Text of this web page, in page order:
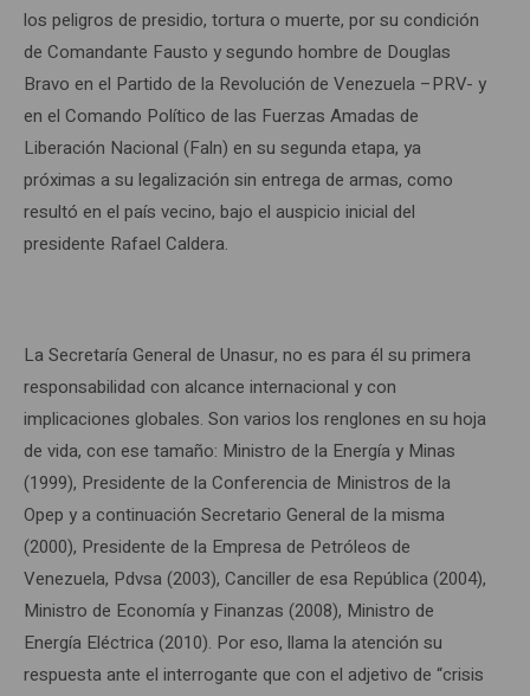
los peligros de presidio, tortura o muerte, por su condición
de Comandante Fausto y segundo hombre de Douglas
Bravo en el Partido de la Revolución de Venezuela –PRV- y
en el Comando Político de las Fuerzas Amadas de
Liberación Nacional (Faln) en su segunda etapa, ya
próximas a su legalización sin entrega de armas, como
resultó en el país vecino, bajo el auspicio inicial del
presidente Rafael Caldera.
La Secretaría General de Unasur, no es para él su primera
responsabilidad con alcance internacional y con
implicaciones globales. Son varios los renglones en su hoja
de vida, con ese tamaño: Ministro de la Energía y Minas
(1999), Presidente de la Conferencia de Ministros de la
Opep y a continuación Secretario General de la misma
(2000), Presidente de la Empresa de Petróleos de
Venezuela, Pdvsa (2003), Canciller de esa República (2004),
Ministro de Economía y Finanzas (2008), Ministro de
Energía Eléctrica (2010). Por eso, llama la atención su
respuesta ante el interrogante que con el adjetivo de “crisis